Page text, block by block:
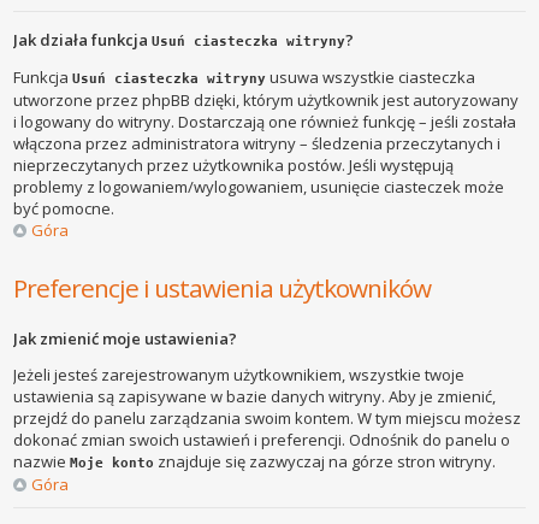
Jak działa funkcjaUsuń ciasteczka witryny?
FunkcjaUsuń ciasteczka witryny usuwa wszystkie ciasteczka
utworzone przez phpBB dzięki, którym użytkownik jest autoryzowany
i logowany do witryny. Dostarczają one również funkcję – jeśli została
włączona przez administratora witryny – śledzenia przeczytanych i
nieprzeczytanych przez użytkownika postów. Jeśli występują
problemy z logowaniem/wylogowaniem, usunięcie ciasteczek może
być pomocne.
Góra
Preferencje i ustawienia użytkowników
Jak zmienić moje ustawienia?
Jeżeli jesteś zarejestrowanym użytkownikiem, wszystkie twoje
ustawienia są zapisywane w bazie danych witryny. Aby je zmienić,
przejdź do panelu zarządzania swoim kontem. W tym miejscu możesz
dokonać zmian swoich ustawień i preferencji. Odnośnik do panelu o
nazwieMoje konto znajduje się zazwyczaj na górze stron witryny.
Góra